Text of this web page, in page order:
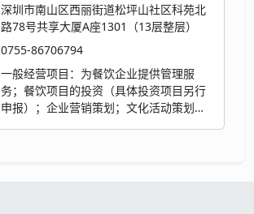
深圳市南山区西丽街道松坪山社区科苑北
路78号共享大厦A座1301（13层整层）
0755-86706794
一般经营项目：为餐饮企业提供管理服
务；餐饮项目的投资（具体投资项目另行
申报）；企业营销策划；文化活动策划；